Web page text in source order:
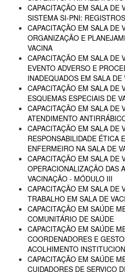
CAPACITAÇÃO EM SALA DE
SISTEMA SI-PNI:
CAPACITAÇÃO EM SALA DE
ORGANIZAÇÃO E
VACINA
CAPACITAÇÃO EM SALA DE
EVENTO ADVERSO E
INADEQUADOS EM SALA DE
CAPACITAÇÃO EM SALA DE
ESQUEMAS ESPECIAIS DE
CAPACITAÇÃO EM SALA DE
ATENDIMENTO
CAPACITAÇÃO EM SALA DE
RESPONSABILIDADE ÉTICA
ENFERMEIRO NA SALA DE
CAPACITAÇÃO EM SALA DE
OPERACIONALIZAÇÃO DAS
VACINAÇÃO - MÓDULO III
CAPACITAÇÃO EM SALA DE
TRABALHO EM SALA DE
CAPACITAÇÃO EM SAÚDE
COMUNITÁRIO DE SAÚDE
CAPACITAÇÃO EM SAÚDE
COORDENADORES E
ACOLHIMENTO
CAPACITAÇÃO EM SAÚDE
CUIDADORES DE SERVIÇO